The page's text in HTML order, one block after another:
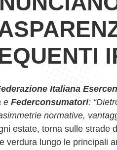
Italiana
e Federconsumatori:
normative,
estate, torna sulle strade
verdura lungo le principali